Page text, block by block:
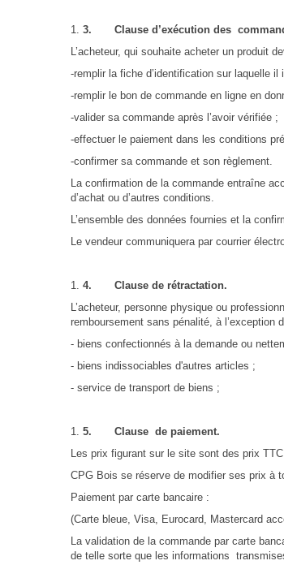
3. Clause d’exécution des
L’acheteur, qui souhaite acheter un produit
-remplir la fiche d’identification sur laquelle
-remplir le bon de commande en ligne en
-valider sa commande après l’avoir vérifiée ;
-effectuer le paiement dans les conditions
-confirmer sa commande et son règlement.
La confirmation de la commande entraîne
d’achat ou d’autres conditions.
L’ensemble des données fournies et la
Le vendeur communiquera par courrier
4. Clause de rétractation.
L’acheteur, personne physique ou
remboursement sans pénalité, à
- biens confectionnés à la demande ou
- biens indissociables d'autres articles ;
- service de transport de biens ;
5. Clause de paiement.
Les prix figurant sur le site sont des prix
CPG Bois se réserve de modifier ses prix à
Paiement par carte bancaire :
(Carte bleue, Visa, Eurocard, Mastercard
La validation de la commande par carte
de telle sorte que les informations